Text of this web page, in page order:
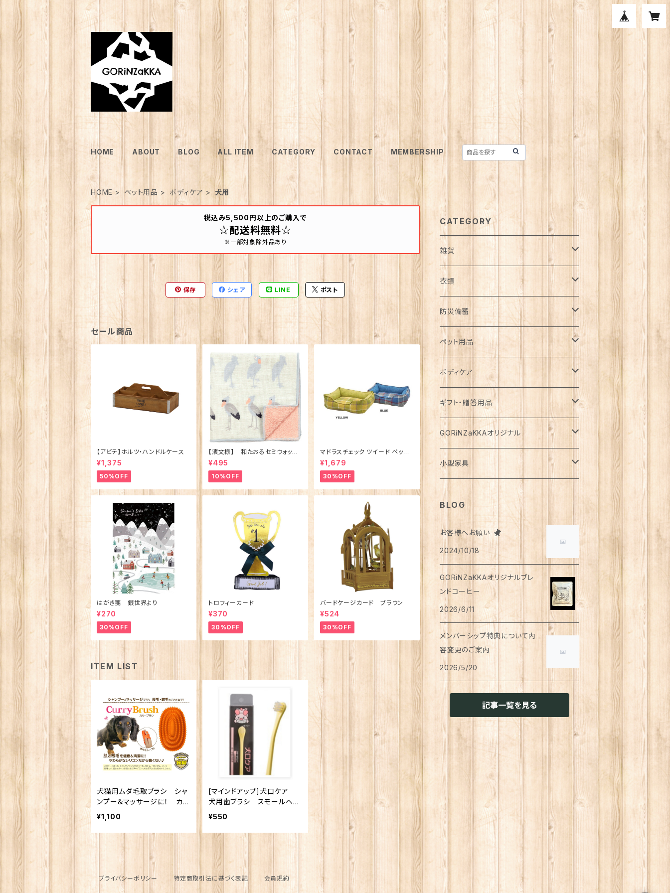
HOME ABOUT BLOG ALL ITEM CATEGORY CONTACT MEMBERSHIP
HOME ペット用品 ボディケア 犬用
税込み5,500円以上のご購入で
☆配送料無料☆
※一部対象除外品あり
保存 シェア LINE ポスト
セール商品
【アビテ】ホルツ・ハンドルケース
¥1,375
50%OFF
【濱文様】 和たおるセミウォッシ
ュ ごきげんハシビロコウ (日本
製)
¥495
10%OFF
マドラスチェック ツイード ペット
ベッド（犬猫用）M
¥1,679
30%OFF
はがき箋 銀世界より
¥270
30%OFF
トロフィーカード
¥370
30%OFF
バードケージカード ブラウン
¥524
30%OFF
ITEM LIST
犬猫用ムダ毛取ブラシ シャ
ンプー＆マッサージに！ カリ
ーブラシ
¥1,100
[マインドアップ]犬口ケア
犬用歯ブラシ スモールヘッ
ド ソフト 小〜中型犬用
¥550
CATEGORY
雑貨
日用品雑貨
インテリア
カゴ・バスケット
エコバッグ
花瓶
鏡
お風呂・ランドリー
タオル
スリッパ
マスク
ハンドソープ
アロマ・お香
トラベルセット
カレンダー
ファブリック・マルチカバー
ブランケット
造花・アーティフィシャルグリーン
扇風機・ハンディファン
服飾雑貨
帽子
アクセサリー
マフラー・ストール
ブランケット
バッグ
スマホショルダーバッグ
ポーチ
お財布・カード入れ
手袋・アームカバー
ハンカチ
てぬぐい
キーホルダー
メガネ・メガネケース
傘
レインコート
靴
ブーツ
サンダル・スリッポン
キッチン雑貨
食器
お箸
カトラリー
ストロー
グラス
マグカップ
コースター
お皿
箸置き
ふきん
保存容器
調味料入れ
ボトル
ガーデン雑貨
ジョウロ
鉢
はさみ
ステーショナリー
紙類
ノート
カード
メモ帳
便箋
スケジュール帳
はさみ
ふせん
ポチ袋
マスキングテープ
スタンプ
マグネット
計算機
その他
ミニチュア
アウトドア
手芸用品
衣類
アウター
コート
ダウン
ジャケット
パーカー・ウィンドブレーカー
カーディガン
ブルゾン
トップス
長袖
半袖
五分丈、七分丈
ニット
ボトムス
スカート
キュロット
ワイドパンツ
ワンピース・チュニック
ルームウェア・パジャマ
アンダーウェア
レッグウェア
タイツ
足首ウォーマー
メンズ
ボトムス
アウター
ジャケット
トップス
防災備蓄
防災用品
下着
食器・カトラリー
バッテリー
ブランケット・寝具
食料
パックご飯
お餅
麺類
カレー
味噌汁・スープ
お茶漬け
だし
お菓子
プロテイン
パスタ
飲料
水・炭酸水
ジュース
コーヒー
ハーブティー
希釈飲料
ペーパー類
トイレットペーパー
ティッシュペーパー
ライト
ろうそく
ペット用品
ドライフード
犬用
猫用
メダカ
ウェットフード
無添加・手作り（犬用）
猫用
缶詰
犬用
猫用
レトルト食品
犬用
猫用
おやつ
猫用
犬猫共通
食器
犬用
猫用
衣類・服飾雑貨
犬用
猫用
犬用
ボディケア
猫用
ベッド
猫用
犬猫兼用
サプリメント
犬
猫
犬猫共通
ボディケア
基礎化粧品
化粧水
乳液
医薬部外品
メイク用品
ボディーソープ
ヘアケア
シャンプー
リンスインシャンプー
トリートメント
せっけん
洗顔
ハンドクリーム
入浴剤・バスボム
ギフト・贈答用品
食品・飲料
食器類
タオル
洗剤
防災用品
ラッピング資材
GORiNZaKKAオリジナル
アパレル
Tシャツ
アクセサリー
イヤリング・ノンホールピアス
リング
飲料
珈琲
小型家具
スツール
BLOG
お客様へお願い
2024/10/18
GORiNZaKKAオリジナルブレ
ンドコーヒー
2026/6/11
メンバーシップ特典について内
容変更のご案内
2026/5/20
記事一覧を見る
プライバシーポリシー 特定商取引法に基づく表記 会員規約